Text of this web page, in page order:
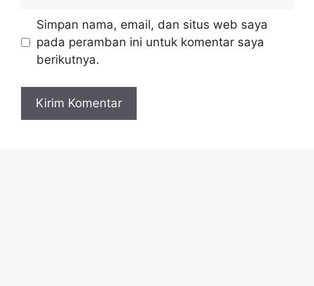
Simpan nama, email, dan situs web saya
pada peramban ini untuk komentar saya
berikutnya.